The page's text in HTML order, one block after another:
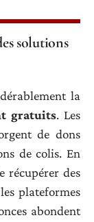
solutions
la
gratuits. Les
de dons
de colis. En
récupérer des
plateformes
abondent